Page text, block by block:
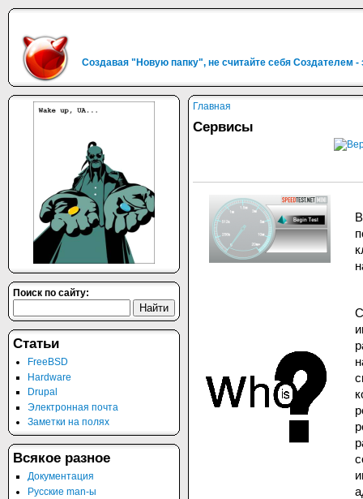
Создавая "Новую папку", не считайте себя Создателем
Главная
Сервисы
Поиск по сайту:
Статьи
FreeBSD
Hardware
Drupal
Электронная почта
Заметки на полях
Всякое разное
Документация
Русские man-ы